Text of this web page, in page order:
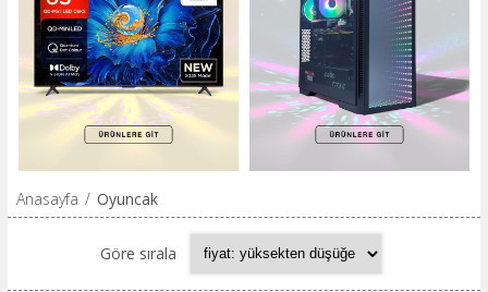
Anasayfa / Oyuncak
Göre sırala